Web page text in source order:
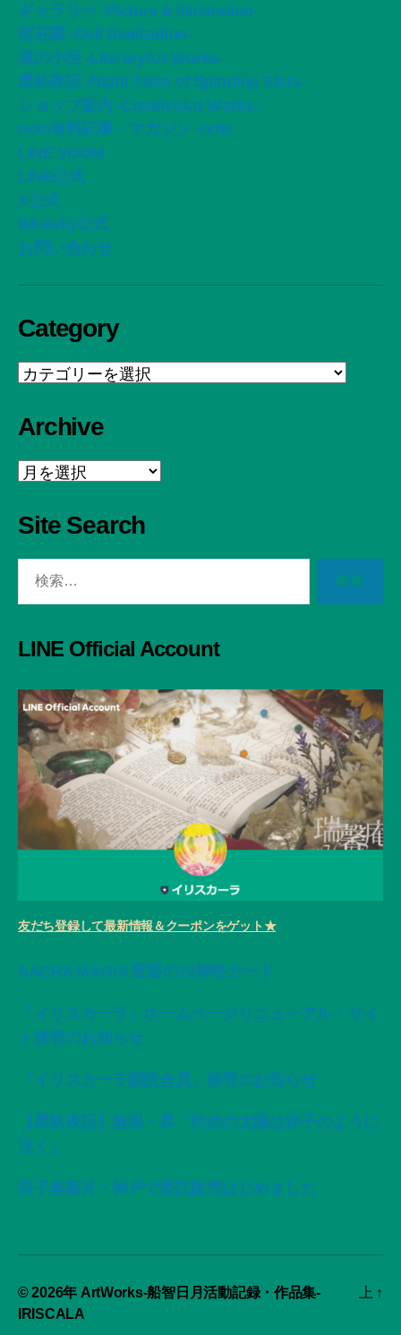
ギャラリー -Picture & Illustration-
桜荘園 -Doll Realization-
風の小径 -LiteraryArt Works-
星紡夜話 -Night Tales of Spinning Stars-
ショップ案内 -CreativeArt Works-
note有料記事・マガジン -note
LINE VOOM
LINE公式
X公式
Bluesky公式
お問い合わせ
Category
Category
Archive
Archive
Site Search
LINE Official Account
友だち登録して最新情報＆クーポンをゲット★
SACRA MAGIA 変容の72神性カード
「イリスカーラ」ホームページリニューアル・サイ
ト移管のお知らせ
「イリスカーラ購読会員」移管のお知らせ
【星紡夜話】無限・昇「灼位の太陽は赤子のように
泣く」
双子座新月・神戸で委託販売はじめました
© 2026年 ArtWorks-船智日月活動記録・作品集-
IRISCALA
上 ↑